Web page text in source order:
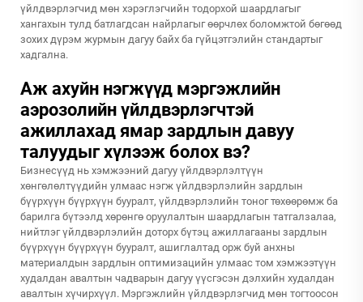
үйлдвэрлэгчид мөн хэрэглэгчийн тодорхой шаардлагыг
хангахын тулд батлагдсан найрлагыг өөрчлөх боломжтой бөгөөд
зохих дүрэм журмын дагуу байх ба гүйцэтгэлийн стандартыг
хадгална.
Аж ахуйн нэгжүүд мэргэжлийн
аэрозолийн үйлдвэрлэгчтэй
ажиллахад ямар зардлын давуу
талуудыг хүлээж болох вэ?
Бизнесүүд нь хэмжээний дагуу үйлдвэрлэлтүүн
хөнгөлөлтүүдийн улмаас нэгж үйлдвэрлэлийн зардлын
бүүрхүүн бүүрхүүн бууралт, үйлдвэрлэлийн тоног төхөөрөмж ба
барилга бүтээлд хөрөнгө оруулалтын шаардлагын татгалзалаа,
нийтлэг үйлдвэрлэлийн доторх бүтэц ажиллагааны зардлын
бүүрхүүн бүүрхүүн бууралт, ашиглалтад орж буй анхны
материалдын зардлын оптимизацийн улмаас том хэмжээтүүн
худалдан авалтын чадварын дагуу үүсгэсэн дэлхийн худалдан
авалтын хүчирхүүл. Мэргэжлийн үйлдвэрлэгчид мөн тогтоосон